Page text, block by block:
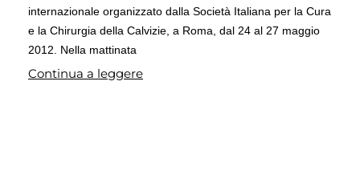
internazionale organizzato dalla Società Italiana per la Cura
e la Chirurgia della Calvizie, a Roma, dal 24 al 27 maggio
2012. Nella mattinata
Continua a leggere